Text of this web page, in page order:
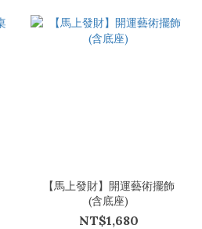
【馬上發財】開運藝術擺飾
(含底座)
NT$1,680